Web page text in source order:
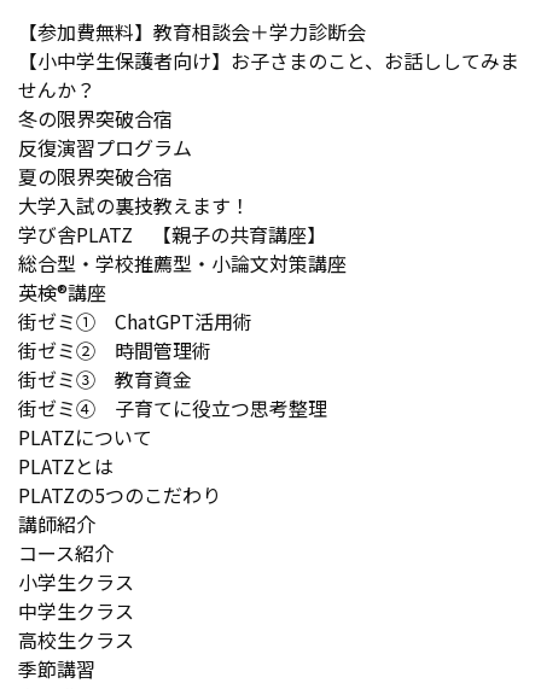
【参加費無料】教育相談会＋学力診断会
【小中学生保護者向け】お子さまのこと、お話ししてみま
せんか？
冬の限界突破合宿
反復演習プログラム
夏の限界突破合宿
大学入試の裏技教えます！
学び舎PLATZ 【親子の共育講座】
総合型・学校推薦型・小論文対策講座
英検®講座
街ゼミ① ChatGPT活用術
街ゼミ② 時間管理術
街ゼミ③ 教育資金
街ゼミ④ 子育てに役立つ思考整理
PLATZについて
PLATZとは
PLATZの5つのこだわり
講師紹介
コース紹介
小学生クラス
中学生クラス
高校生クラス
季節講習